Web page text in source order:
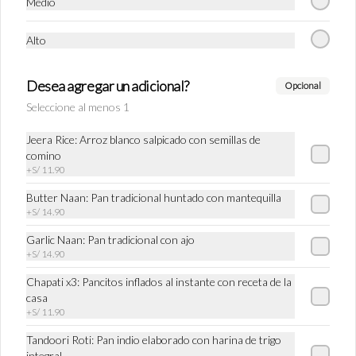
Tea Chai
Tradicional bebida de las calles de India
S/ 16.90
Conócenos
Alto
Desea agregar un adicional? Opcional
Seleccione al menos 1
Jeera Rice: Arroz blanco salpicado con semillas de
comino
+S/ 11.90
Butter Naan: Pan tradicional huntado con mantequilla
+S/ 14.90
Garlic Naan: Pan tradicional con ajo
+S/ 14.90
Chapati x3: Pancitos inflados al instante con receta de la
casa
+S/ 11.90
Tandoori Roti: Pan indio elaborado con harina de trigo